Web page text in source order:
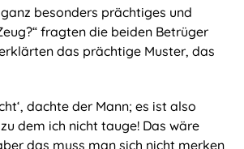
besonders prächtiges und
fragten die beiden Betrüger
das prächtige Muster, das
dachte der Mann; es ist also
dem ich nicht tauge! Das wäre
das muss man sich nicht merken